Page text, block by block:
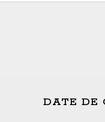
DATE DE